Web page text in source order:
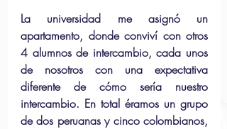
La universidad me asignó un
apartamento, donde conviví con otros
4 alumnos de intercambio, cada unos
de nosotros con una expectativa
diferente de cómo sería nuestro
intercambio. En total éramos un grupo
de dos peruanas y cinco colombianos,